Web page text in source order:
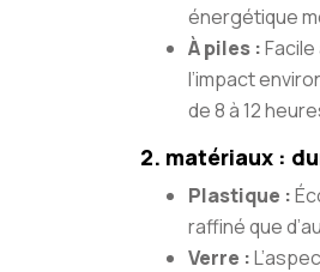
énergétique
À piles :
l’impact
de 8 à 12
2. matériaux :
Plastique :
raffiné que
Verre :